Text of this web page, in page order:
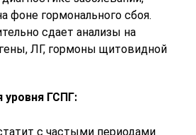
фоне гормонального сбоя.
сдает анализы на
ЛГ, гормоны щитовидной
уровня ГСПГ:
с частыми периодами